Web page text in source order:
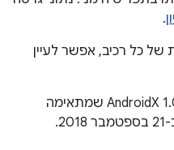
.
של כל רכיב, אפשר לעיין
הגרסה היציבה הראשונה של AndroidX 1.0.0 שמתאימה